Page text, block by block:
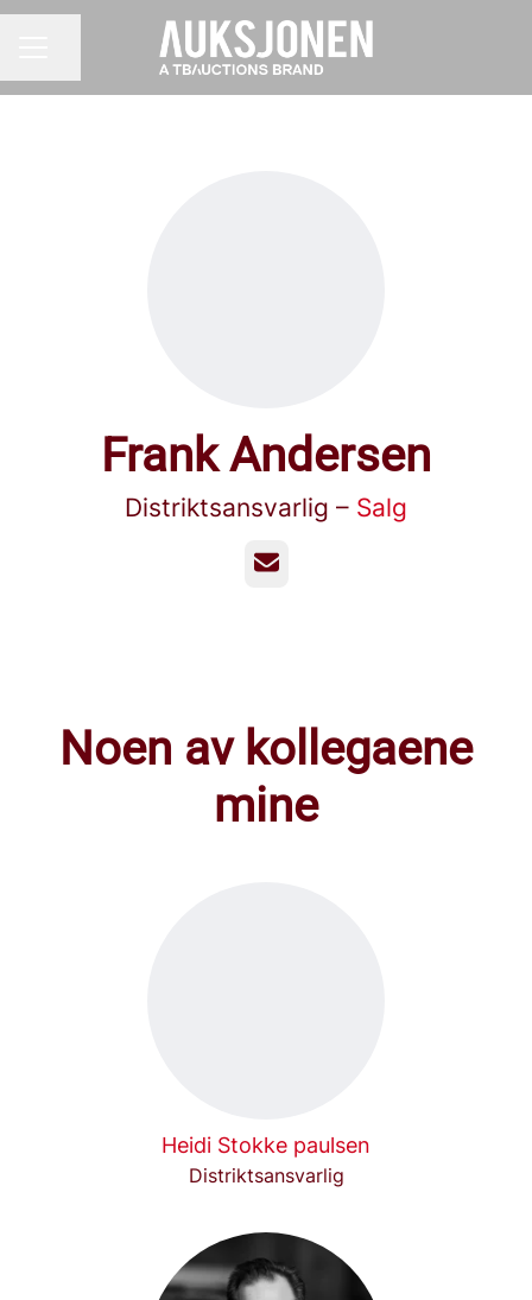
Frank Andersen
Distriktsansvarlig – Salg
E-post
Noen av kollegaene
mine
Heidi Stokke paulsen
Distriktsansvarlig